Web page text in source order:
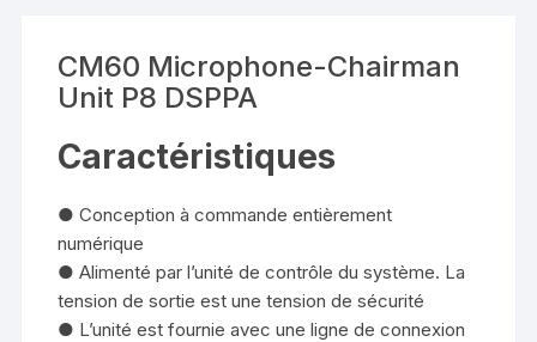
CM60 Microphone-Chairman
Unit P8 DSPPA
Caractéristiques
● Conception à commande entièrement
numérique
● Alimenté par l’unité de contrôle du système. La
tension de sortie est une tension de sécurité
● L’unité est fournie avec une ligne de connexion